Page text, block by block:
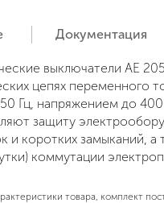
Документация
выключатели AE
цепях переменного
Гц, напряжением до
защиту
и коротких замыканий, а
коммутации
товара, комплект